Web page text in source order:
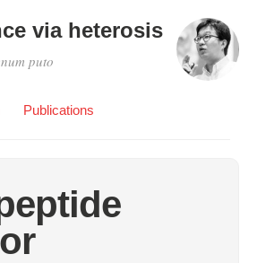
via heterosis
puto
Publications